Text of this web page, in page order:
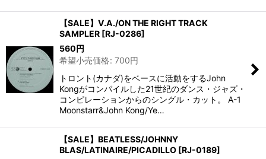
【SALE】V.A./ON THE RIGHT TRACK
SAMPLER [RJ-0286]
560円
希望小売価格: 700円
トロント(カナダ)をベースに活動をするJohn
Kongがコンパイルした21世紀のダンス・ジャズ・
コンピレーションからのシングル・カット。 A-1
Moonstarr&John Kong/Ye…
【SALE】BEATLESS/JOHNNY
BLAS/LATINAIRE/PICADILLO [RJ-0189]